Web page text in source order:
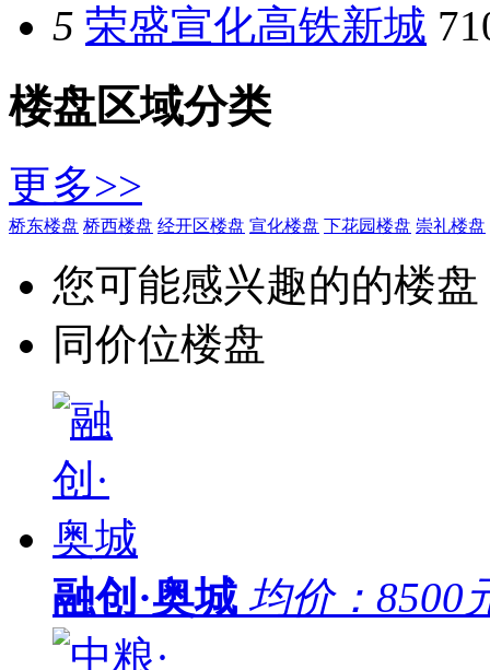
5 荣盛宣化高铁新城
楼盘区域分类
更多>>
桥东楼盘 桥西楼盘 经开区楼盘 宣化楼盘 下花园楼盘 崇礼楼盘
您可能感兴趣的的楼盘
同价位楼盘
融创·奥城 均价： 8500